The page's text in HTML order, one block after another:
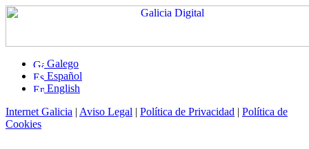
Galego
Español
English
Internet Galicia | Aviso Legal | Política de Privacidad | Política de
Cookies